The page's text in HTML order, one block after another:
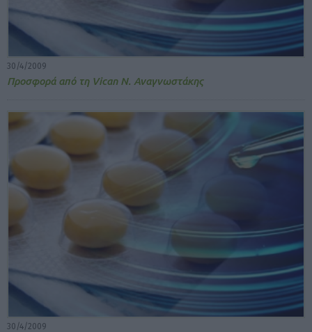
30/4/2009
Προσφορά από τη Vican Ν. Αναγνωστάκης
30/4/2009